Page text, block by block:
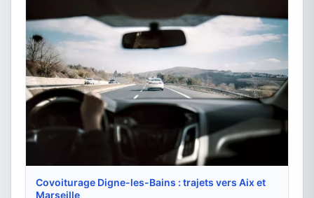
Covoiturage Digne-les-Bains : trajets vers Aix et
Marseille